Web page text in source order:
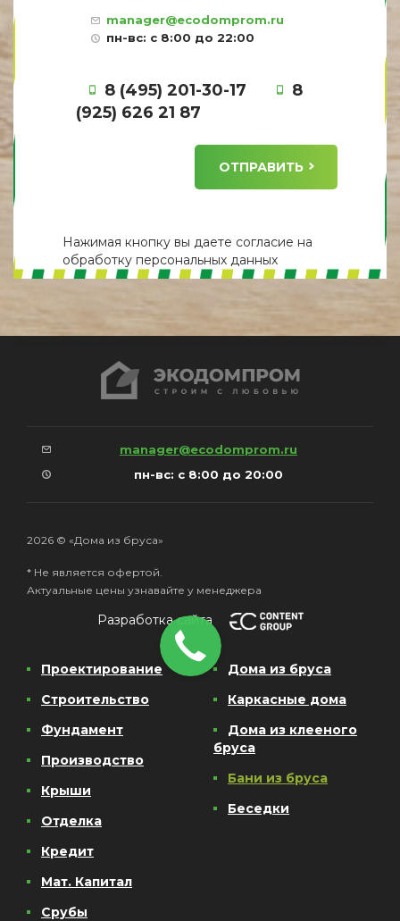
manager@ecodomprom.ru
пн-вс: с 8:00 до 22:00
8 (495) 201-30-17
8
(925) 626 21 87
ОТПРАВИТЬ
Нажимая кнопку вы даете согласие на
обработку персональных данных
manager@ecodomprom.ru
пн-вс: с 8:00 до 20:00
2026 © «Дома из бруса»
* Не является офертой.
Актуальные цены узнавайте у менеджера
Разработка сайта
Проектирование
Строительство
Фундамент
Производство
Крыши
Отделка
Кредит
Мат. Капитал
Срубы
Дома из бруса
Каркасные дома
Дома из клееного
бруса
Бани из бруса
Беседки